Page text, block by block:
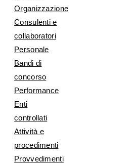
Organizzazione
Consulenti e
collaboratori
Personale
Bandi di
concorso
Performance
Enti
controllati
Attività e
procedimenti
Provvedimenti